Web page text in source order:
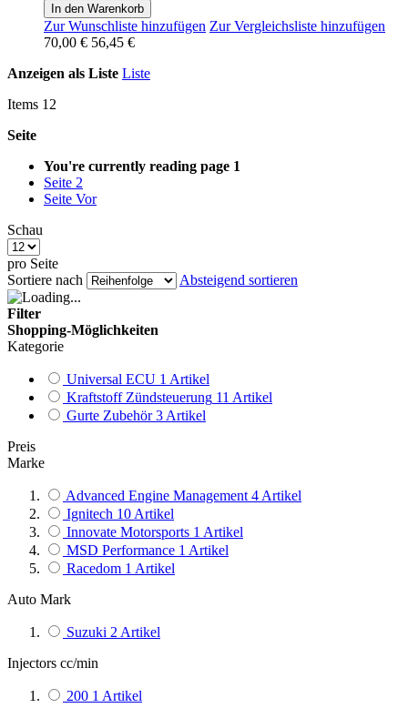
In den Warenkorb
Zur Wunschliste hinzufügen Zur Vergleichsliste hinzufügen
70,00 € 56,45 €
Anzeigen als Liste Liste
Items 12
Seite
You're currently reading page 1
Seite 2
Seite Vor
Schau
pro Seite
Sortiere nach
Absteigend sortieren
Filter
Shopping-Möglichkeiten
Kategorie
Universal ECU 1 Artikel
Kraftstoff Zündsteuerung 11 Artikel
Gurte Zubehör 3 Artikel
Preis
Marke
Advanced Engine Management 4 Artikel
Ignitech 10 Artikel
Innovate Motorsports 1 Artikel
MSD Performance 1 Artikel
Racedom 1 Artikel
Auto Mark
Suzuki 2 Artikel
Injectors cc/min
200 1 Artikel